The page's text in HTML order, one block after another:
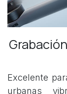
Excelente
urbanas